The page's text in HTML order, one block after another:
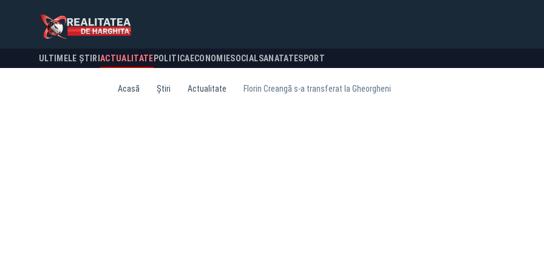
ULTIMELE ȘTIRI ACTUALITATE POLITICA ECONOMIESOCIALSANATATESPORT
Acasă Știri Actualitate Florin Creangă s-a transferat la Gheorgheni